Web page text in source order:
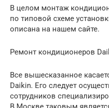
В целом монтаж
по типовой схеме
описана на нашем сайте.
Ремонт кондиционеров
Все вышесказанное
Daikin. Его следует
сотрудников